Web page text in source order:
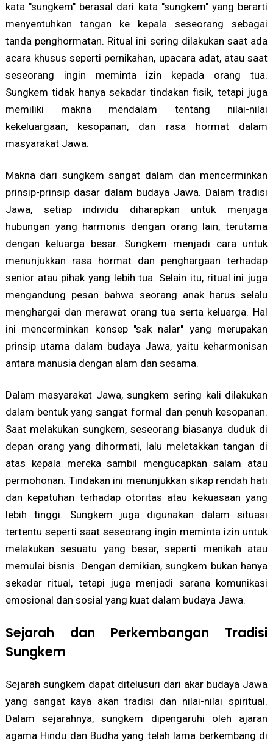
kata "sungkem" berasal dari kata "sungkem" yang berarti
menyentuhkan tangan ke kepala seseorang sebagai
tanda penghormatan. Ritual ini sering dilakukan saat ada
acara khusus seperti pernikahan, upacara adat, atau saat
seseorang ingin meminta izin kepada orang tua.
Sungkem tidak hanya sekadar tindakan fisik, tetapi juga
memiliki makna mendalam tentang nilai-nilai
kekeluargaan, kesopanan, dan rasa hormat dalam
masyarakat Jawa.
Makna dari sungkem sangat dalam dan mencerminkan
prinsip-prinsip dasar dalam budaya Jawa. Dalam tradisi
Jawa, setiap individu diharapkan untuk menjaga
hubungan yang harmonis dengan orang lain, terutama
dengan keluarga besar. Sungkem menjadi cara untuk
menunjukkan rasa hormat dan penghargaan terhadap
senior atau pihak yang lebih tua. Selain itu, ritual ini juga
mengandung pesan bahwa seorang anak harus selalu
menghargai dan merawat orang tua serta keluarga. Hal
ini mencerminkan konsep "sak nalar" yang merupakan
prinsip utama dalam budaya Jawa, yaitu keharmonisan
antara manusia dengan alam dan sesama.
Dalam masyarakat Jawa, sungkem sering kali dilakukan
dalam bentuk yang sangat formal dan penuh kesopanan.
Saat melakukan sungkem, seseorang biasanya duduk di
depan orang yang dihormati, lalu meletakkan tangan di
atas kepala mereka sambil mengucapkan salam atau
permohonan. Tindakan ini menunjukkan sikap rendah hati
dan kepatuhan terhadap otoritas atau kekuasaan yang
lebih tinggi. Sungkem juga digunakan dalam situasi
tertentu seperti saat seseorang ingin meminta izin untuk
melakukan sesuatu yang besar, seperti menikah atau
memulai bisnis. Dengan demikian, sungkem bukan hanya
sekadar ritual, tetapi juga menjadi sarana komunikasi
emosional dan sosial yang kuat dalam budaya Jawa.
Sejarah dan Perkembangan Tradisi
Sungkem
Sejarah sungkem dapat ditelusuri dari akar budaya Jawa
yang sangat kaya akan tradisi dan nilai-nilai spiritual.
Dalam sejarahnya, sungkem dipengaruhi oleh ajaran
agama Hindu dan Budha yang telah lama berkembang di